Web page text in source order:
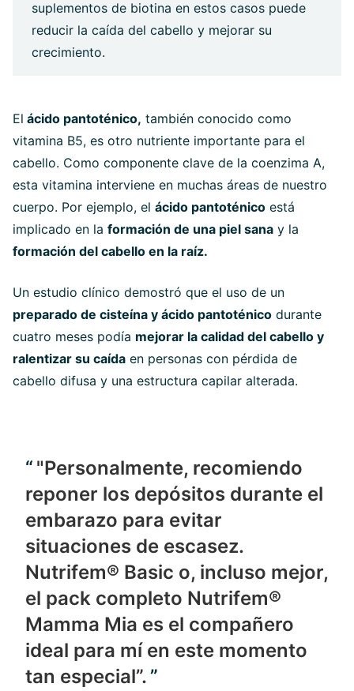
suplementos de biotina en estos casos puede
reducir la caída del cabello y mejorar su
crecimiento.
El ácido pantoténico, también conocido como
vitamina B5, es otro nutriente importante para el
cabello. Como componente clave de la coenzima A,
esta vitamina interviene en muchas áreas de nuestro
cuerpo. Por ejemplo, el ácido pantoténico está
implicado en la formación de una piel sana y la
formación del cabello en la raíz.
Un estudio clínico demostró que el uso de un
preparado de cisteína y ácido pantoténico durante
cuatro meses podía mejorar la calidad del cabello y
ralentizar su caída en personas con pérdida de
cabello difusa y una estructura capilar alterada.
"Personalmente, recomiendo
reponer los depósitos durante el
embarazo para evitar
situaciones de escasez.
Nutrifem® Basic o, incluso mejor,
el pack completo Nutrifem®
Mamma Mia es el compañero
ideal para mí en este momento
tan especial”.